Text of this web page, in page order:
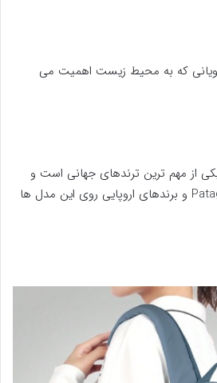
که به محیط زیست اهمیت می
از مهم ترین ترندهای جهانی است و
برندهای معتبر مانند Patagonia و برندهای اروپایی روی این مدل ها